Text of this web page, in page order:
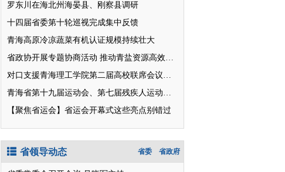
罗东川在海北州海晏县、刚察县调研
十四届省委第十轮巡视完成集中反馈
青海高原冷凉蔬菜有机认证规模持续壮大
省政协开展专题协商活动 推动青盐资源高效开发利用
对口支援青海理工学院第二届高校联席会议召开
青海省第十九届运动会、第七届残疾人运动会明日开幕
【聚焦省运会】省运会开幕式这些亮点别错过
省领导动态 省政府
省委